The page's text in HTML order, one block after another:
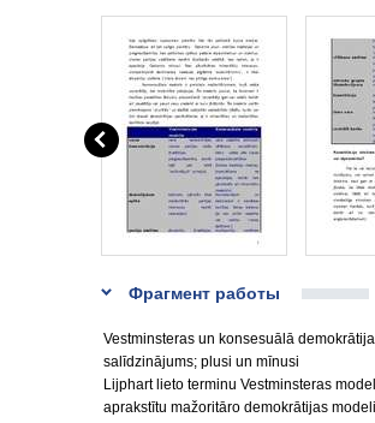
Фрагмент работы
Vestminsteras un konsesuālā
salīdzinājums; plusi un mīnusi
Lijphart lieto terminu Vestminsteras
aprakstītu mažoritāro demokrātijas